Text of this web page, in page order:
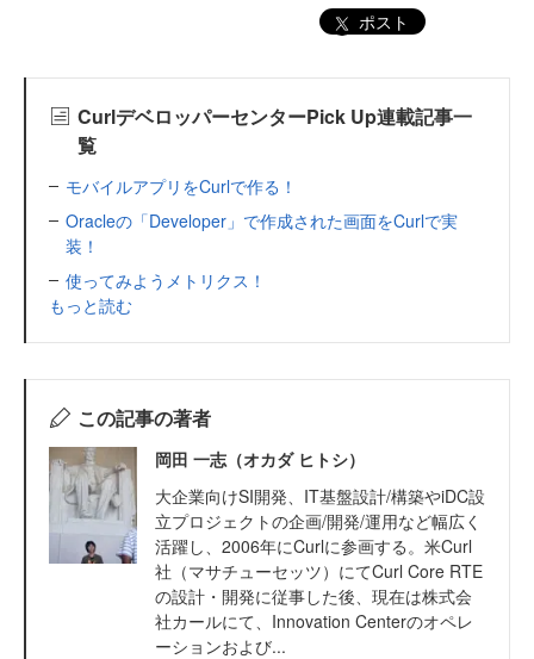
ポスト
CurlデベロッパーセンターPick Up連載記事一
覧
モバイルアプリをCurlで作る！
Oracleの「Developer」で作成された画面をCurlで実
装！
使ってみようメトリクス！
もっと読む
この記事の著者
岡田 一志（オカダ ヒトシ）
大企業向けSI開発、IT基盤設計/構築やiDC設
立プロジェクトの企画/開発/運用など幅広く
活躍し、2006年にCurlに参画する。米Curl
社（マサチューセッツ）にてCurl Core RTE
の設計・開発に従事した後、現在は株式会
社カールにて、Innovation Centerのオペレ
ーションおよび...